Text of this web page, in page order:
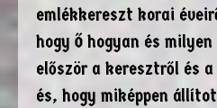
emlékkereszt korai
hogy Ő hogyan és
először a keresztről és
és, hogy miképpen